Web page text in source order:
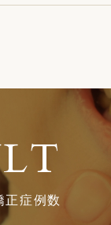
症例数